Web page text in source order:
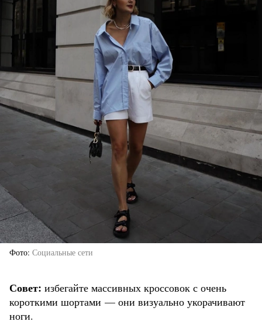
Фото Социальные сети
Совет: избегайте массивных кроссовок с очень
короткими шортами — они визуально укорачивают
ноги.